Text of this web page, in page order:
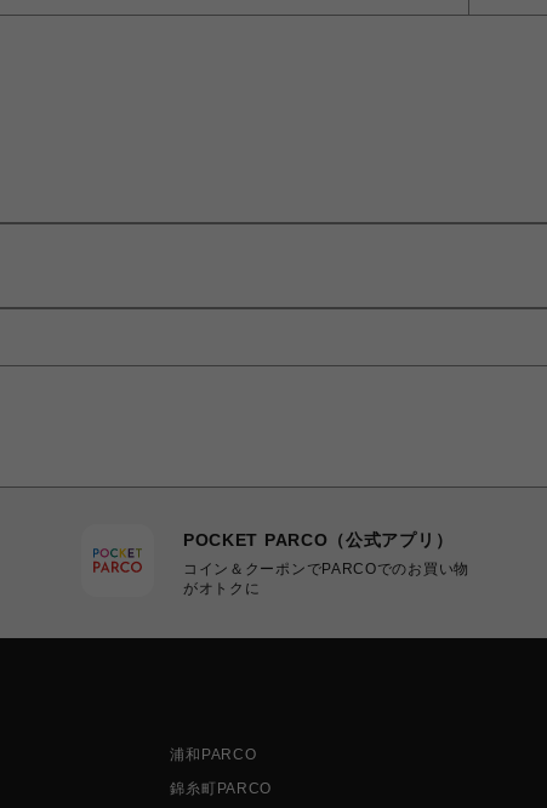
POCKET PARCO（公式アプリ）
コイン＆クーポンでPARCOでのお買い物
がオトクに
浦和PARCO
錦糸町PARCO